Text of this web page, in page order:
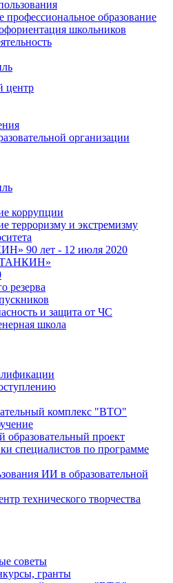
профессиональное образование
школьников
центр
организации
коррупции
терроризму и экстремизму
90 лет - 12 июля 2020
резерва
и защита от ЧС
школа
комплекс "ВТО"
проект
специалистов по программе
ИИ в образовательной
технического творчества
советы
гранты